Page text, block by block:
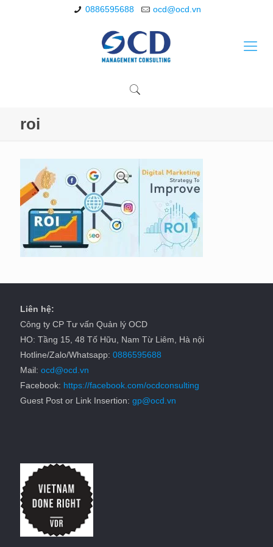
0886595688 ocd@ocd.vn
roi
Liên hệ:
Công ty CP Tư vấn Quản lý OCD
HO: Tầng 15, 48 Tố Hữu, Nam Từ Liêm, Hà nội
Hotline/Zalo/Whatsapp: 0886595688
Mail: ocd@ocd.vn
Facebook: https://facebook.com/ocdconsulting
Guest Post or Link Insertion: gp@ocd.vn